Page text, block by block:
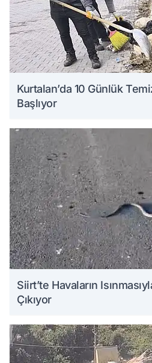
Kurtalan’da 10 Günlük
Başlıyor
Siirt’te Havaların
Çıkıyor